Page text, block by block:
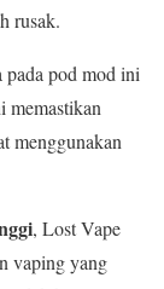
rusak.
pod mod ini
memastikan
menggunakan
, Lost Vape
vaping yang